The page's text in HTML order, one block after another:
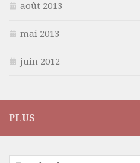
août 2013
mai 2013
juin 2012
PLUS